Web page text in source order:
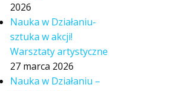
2026
Nauka w Działaniu-
sztuka w akcji!
Warsztaty artystyczne
27 marca 2026
Nauka w Działaniu –